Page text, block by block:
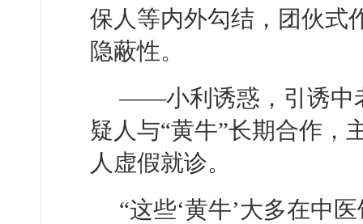
保人等内外勾结，团伙式
隐蔽性。
——小利诱惑，引诱中
疑人与“黄牛”长期合作，
人虚假就诊。
“这些‘黄牛’大多在中